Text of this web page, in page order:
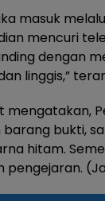
masuk
mencuri
dengan
linggis,”
mengatakan,
bukti,
hitam.
pengejaran.